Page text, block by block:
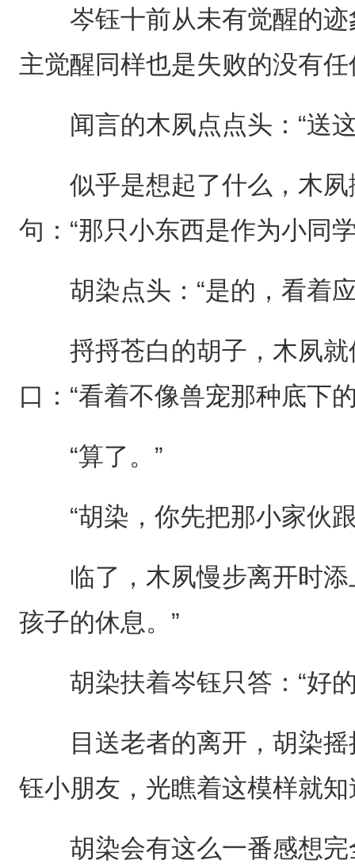
岑钰十前从未有觉醒的迹
主觉醒同样也是失败的没有
闻言的木夙点点头：“送这
似乎是想起了什么，木夙
句：“那只小东西是作为小同
胡染点头：“是的，看着应
捋捋苍白的胡子，木夙就
口：“看着不像兽宠那种底下
“算了。”
“胡染，你先把那小家伙跟
临了，木夙慢步离开时添
孩子的休息。”
胡染扶着岑钰只答：“好的
目送老者的离开，胡染摇
钰小朋友，光瞧着这模样就
胡染会有这么一番感想完